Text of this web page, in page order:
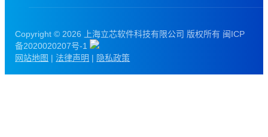
Copyright ©2026 上海立芯软件科技有限公司 版权所有 闽ICP
备2020020207号-1
网站地图 | 法律声明 | 隐私政策